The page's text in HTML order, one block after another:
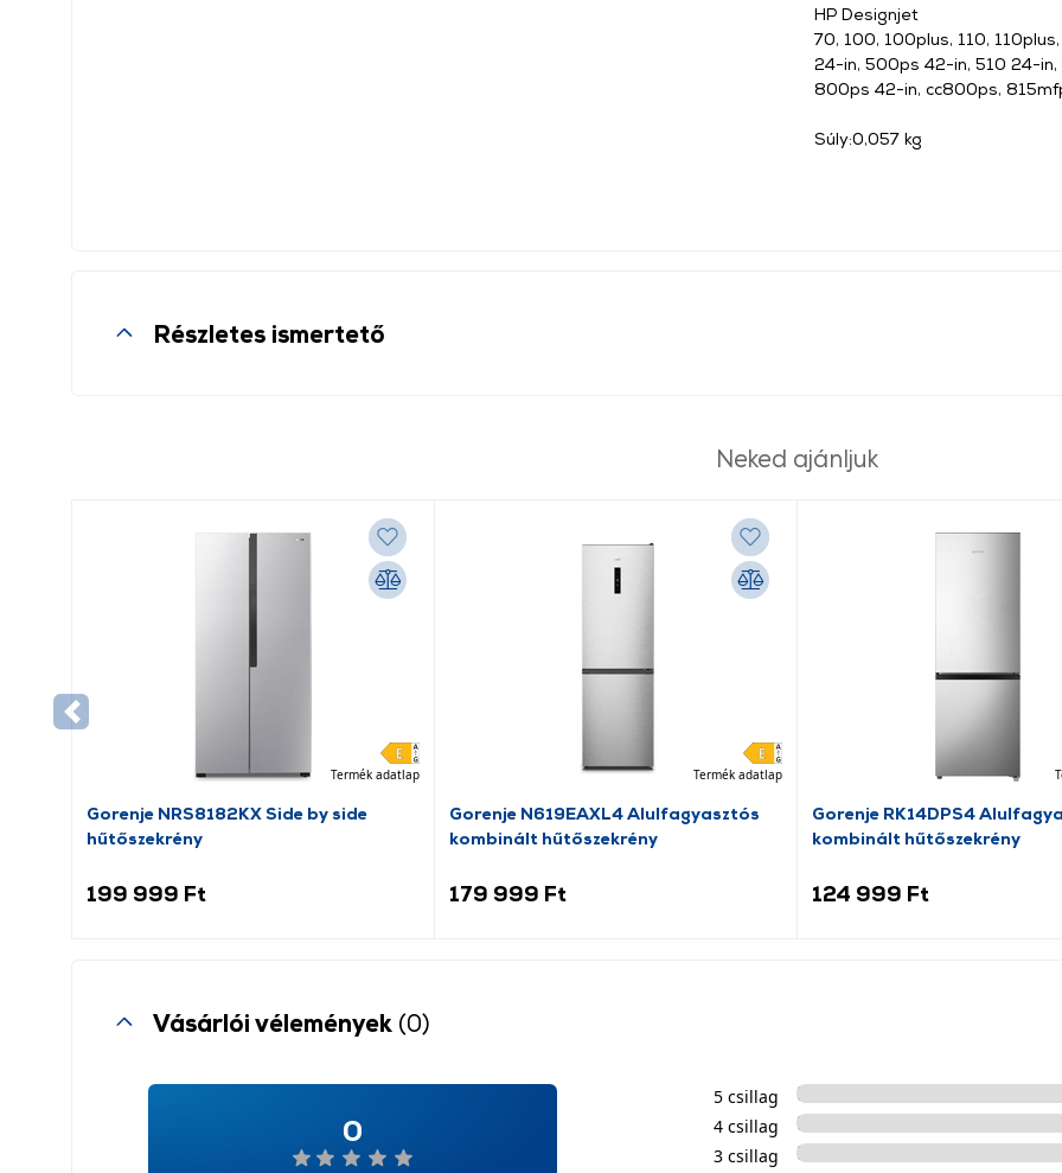
HP Designjet
70, 100, 100plus, 110,
24-in, 500ps 42-in, 510 24-
800ps 42-in, cc800ps,
Súly:0,057 kg
Részletes ismertető
Neked ajánljuk
Termék adatlap
Gorenje NRS8182KX Side by side
hűtőszekrény
199 999 Ft
Termék adatlap
Gorenje N619EAXL4 Alulfagyasztós
kombinált hűtőszekrény
179 999 Ft
Gorenje RK14DPS4
kombinált hűtőszekrény
124 999 Ft
Vásárlói vélemények (0)
0
5 csillag
4 csillag
3 csillag